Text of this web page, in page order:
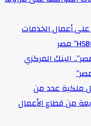
أعمال الخدمات
البنك المركزي
ملكية عدد من
من قطاع الأعمال